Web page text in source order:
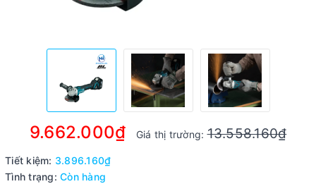
9.662.000₫ Giá thị trường:13.558.160₫
Tiết kiệm: 3.896.160₫
Tình trạng: Còn hàng